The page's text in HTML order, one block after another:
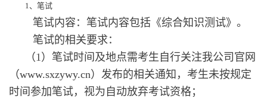
1、笔试
笔试内容：笔试内容包括《综合知识测试》。
笔试的相关要求：
（1）笔试时间及地点需考生自行关注我公司官网
（www.sxzywy.cn）发布的相关通知，考生未按规定
时间参加笔试，视为自动放弃考试资格；